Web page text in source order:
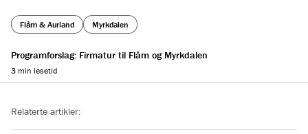
Flåm & Aurland Myrkdalen
Programforslag: Firmatur til Flåm og Myrkdalen
3 min lesetid
Relaterte artikler: